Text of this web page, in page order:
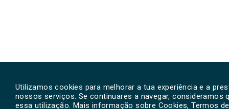
Utilizamos cookies para melhorar a tua experiência e a
nossos serviços. Se continuares a navegar, consideramos
essa utilização. Mais informação sobre Cookies, Termos